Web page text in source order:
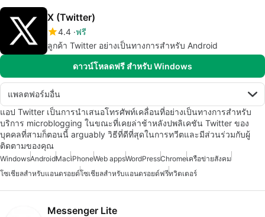
X (Twitter)
4.4 ฟรี
ลูกค้า Twitter อย่างเป็นทางการสำหรับ Android
ดาวน์โหลดฟรี สำหรับ Windows
แพลตฟอร์มอื่น
แอป Twitter เป็นการนำเสนอโทรศัพท์เคลื่อนที่อย่างเป็นทางการสำหรับ
บริการ microblogging ในขณะที่เคยล่าช้าหลังปพลิเคชัน Twitter ของ
บุคคลที่สามก็ตอนนี้ arguably วิธีที่ดีที่สุดในการทวีตและมีส่วนร่วมกับผู้
ติดตามของคุณ
WindowsAndroidMaciPhoneWeb appsWordPressChromeเครือข่ายสังคม
โซเชียลสำหรับแอนดรอยด์โซเชียลสำหรับแอนดรอยด์ฟรีทวิตเตอร์
Messenger Lite